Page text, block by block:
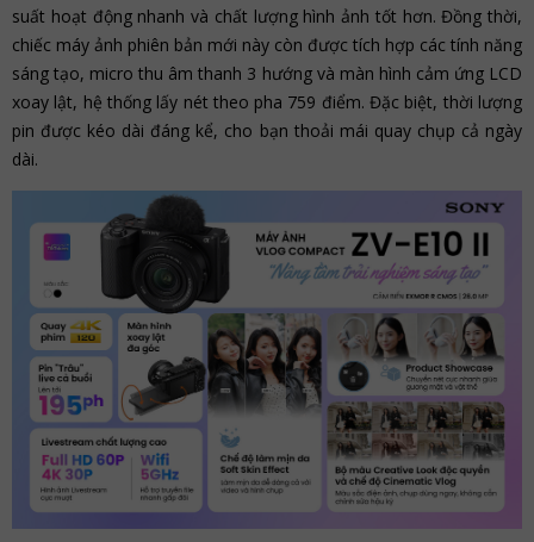
suất hoạt động nhanh và chất lượng hình ảnh tốt hơn. Đồng thời,
chiếc máy ảnh phiên bản mới này còn được tích hợp các tính năng
sáng tạo, micro thu âm thanh 3 hướng và màn hình cảm ứng LCD
xoay lật, hệ thống lấy nét theo pha 759 điểm. Đặc biệt, thời lượng
pin được kéo dài đáng kể, cho bạn thoải mái quay chụp cả ngày
dài.